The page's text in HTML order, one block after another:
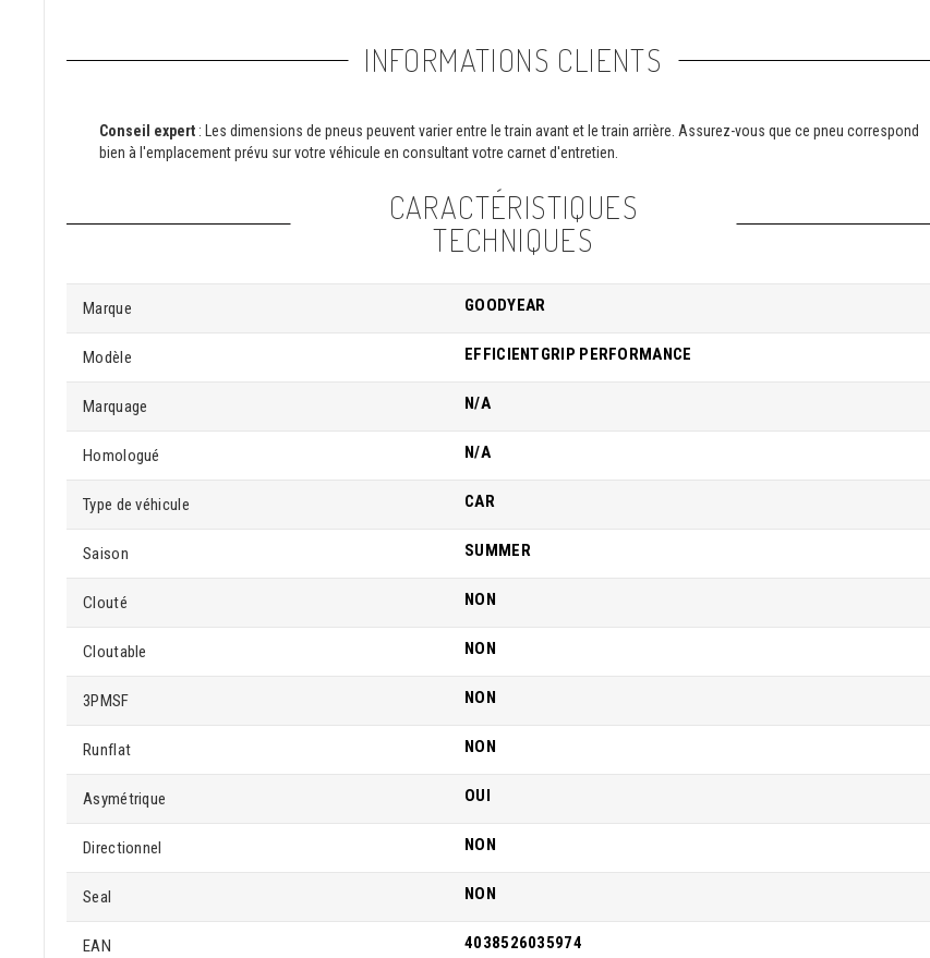
INFORMATIONS CLIENTS
Conseil expert : Les dimensions de pneus peuvent varier entre le train avant et le train arrière. Assurez-vous que ce pneu correspond
bien à l'emplacement prévu sur votre véhicule en consultant votre carnet d'entretien.
CARACTÉRISTIQUES
TECHNIQUES
Marque GOODYEAR
Modèle EFFICIENTGRIP PERFORMANCE
Marquage N/A
Homologué N/A
Type de véhicule CAR
Saison SUMMER
Clouté NON
Cloutable NON
3PMSF NON
Runflat NON
Asymétrique OUI
Directionnel NON
Seal NON
EAN 4038526035974